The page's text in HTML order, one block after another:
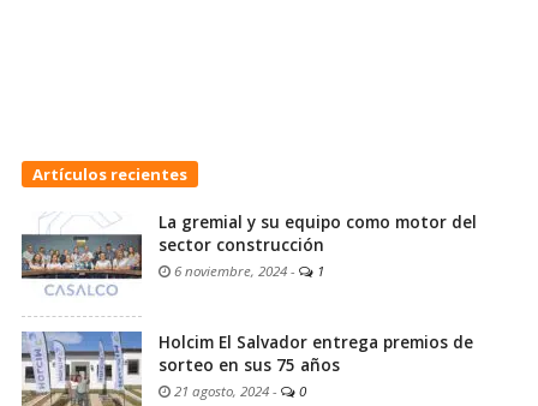
Artículos recientes
La gremial y su equipo como motor del
sector construcción
6 noviembre, 2024 - 1
Holcim El Salvador entrega premios de
sorteo en sus 75 años
21 agosto, 2024 - 0